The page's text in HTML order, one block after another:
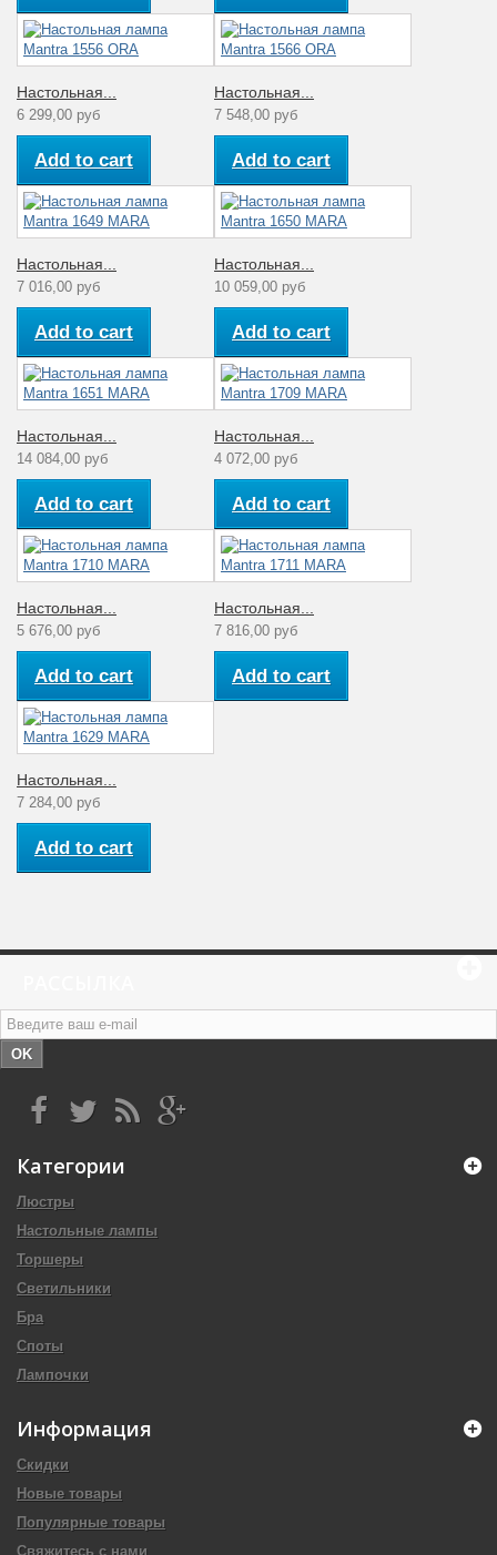
Настольная...
6 299,00 руб
Add to cart
Настольная...
7 548,00 руб
Add to cart
Настольная...
7 016,00 руб
Add to cart
Настольная...
10 059,00 руб
Add to cart
Настольная...
14 084,00 руб
Add to cart
Настольная...
4 072,00 руб
Add to cart
Настольная...
5 676,00 руб
Add to cart
Настольная...
7 816,00 руб
Add to cart
Настольная...
7 284,00 руб
Add to cart
OK
Категории
Люстры
Настольные лампы
Торшеры
Светильники
Бра
Споты
Лампочки
Информация
Скидки
Новые товары
Популярные товары
Свяжитесь с нами